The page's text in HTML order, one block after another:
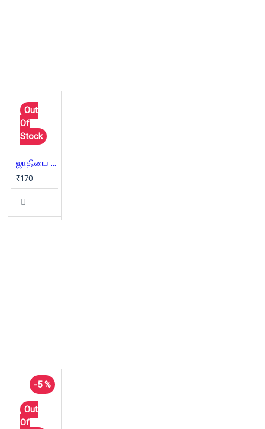
Out
Of
Stock
ஜாதியை அழித்தொழிக்கும் வழி
₹170
-5 %
Out
Of